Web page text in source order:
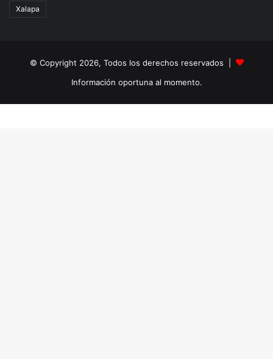
Xalapa
© Copyright 2026, Todos los derechos reservados |
Información oportuna al momento.